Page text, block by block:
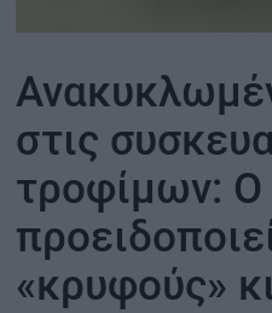
ΟΙΚΟΝΟΜΙΑ -
MY PROPERTY
ΚΑΡΑΜΠΟΛΕΣ
ΟΡΟΙ
στις
τροφίμων: Ο
«κρυφούς»